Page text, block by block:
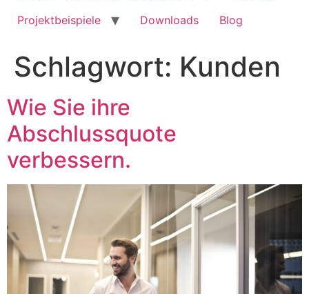
Projektbeispiele
Downloads Blog
Schlagwort: Kunden
Wie Sie ihre
Abschlussquote
verbessern.